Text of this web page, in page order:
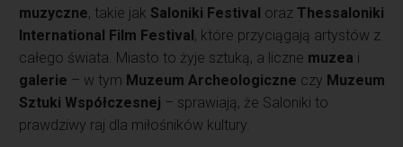
muzyczne, takie jak Saloniki Festival oraz Thessaloniki
International Film Festival, które przyciągają artystów z
całego świata. Miasto to żyje sztuką, a liczne muzea i
galerie – w tym Muzeum Archeologiczne czy Muzeum
Sztuki Współczesnej – sprawiają, że Saloniki to
prawdziwy raj dla miłośników kultury.